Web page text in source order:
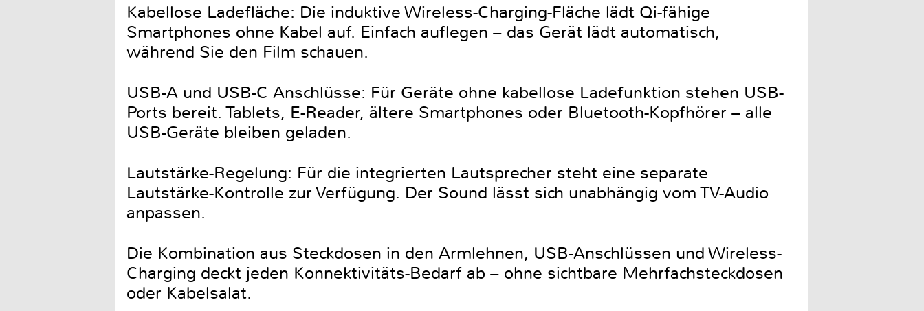
Kabellose Ladefläche: Die induktive Wireless-Charging-Fläche lädt Qi-fähige
Smartphones ohne Kabel auf. Einfach auflegen – das Gerät lädt automatisch,
während Sie den Film schauen.
USB-A und USB-C Anschlüsse: Für Geräte ohne kabellose Ladefunktion stehen USB-
Ports bereit. Tablets, E-Reader, ältere Smartphones oder Bluetooth-Kopfhörer – alle
USB-Geräte bleiben geladen.
Lautstärke-Regelung: Für die integrierten Lautsprecher steht eine separate
Lautstärke-Kontrolle zur Verfügung. Der Sound lässt sich unabhängig vom TV-Audio
anpassen.
Die Kombination aus Steckdosen in den Armlehnen, USB-Anschlüssen und Wireless-
Charging deckt jeden Konnektivitäts-Bedarf ab – ohne sichtbare Mehrfachsteckdosen
oder Kabelsalat.